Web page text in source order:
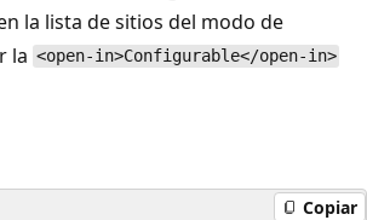
la lista de sitios del modo de
la <open-in>Configurable</open-in>
Copiar